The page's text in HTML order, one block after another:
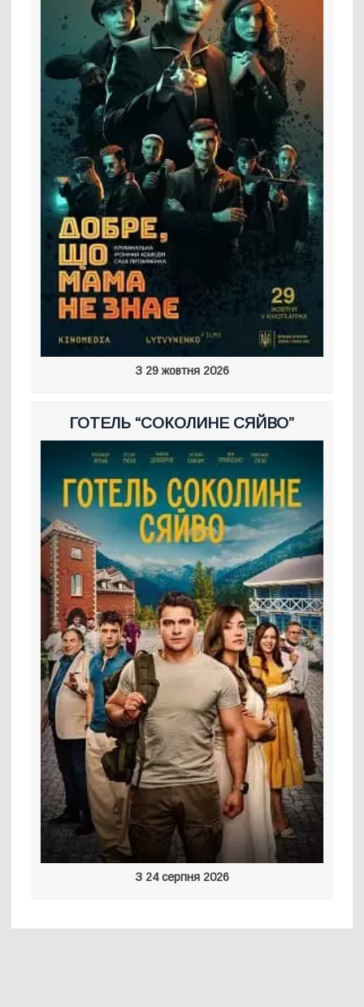
З 29 жовтня 2026
ГОТЕЛЬ “СОКОЛИНЕ СЯЙВО”
З 24 серпня 2026